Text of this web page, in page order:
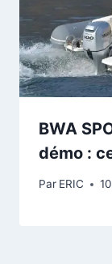
BWA
démo :
Par ERIC